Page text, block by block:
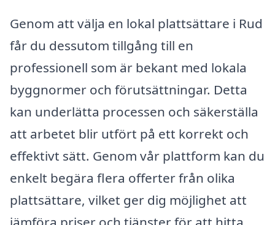
Genom att välja en lokal plattsättare i Rud
får du dessutom tillgång till en
professionell som är bekant med lokala
byggnormer och förutsättningar. Detta
kan underlätta processen och säkerställa
att arbetet blir utfört på ett korrekt och
effektivt sätt. Genom vår plattform kan du
enkelt begära flera offerter från olika
plattsättare, vilket ger dig möjlighet att